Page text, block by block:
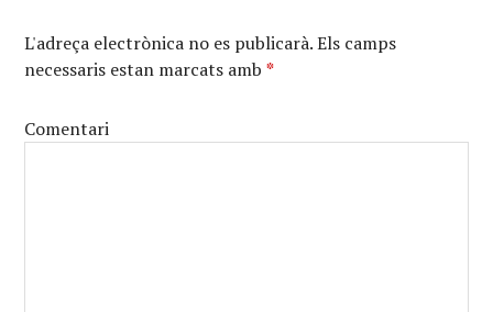
L'adreça electrònica no es publicarà.Els camps
necessaris estan marcats amb*
Comentari